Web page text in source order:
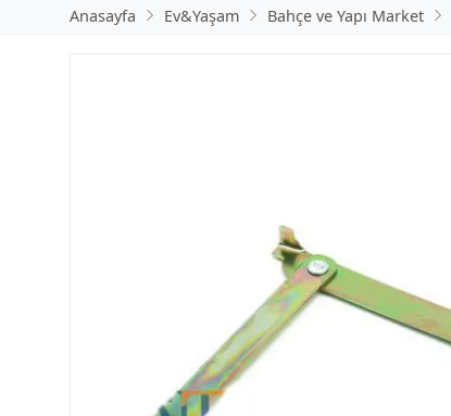
Anasayfa Ev&Yaşam Bahçe ve Yapı Market